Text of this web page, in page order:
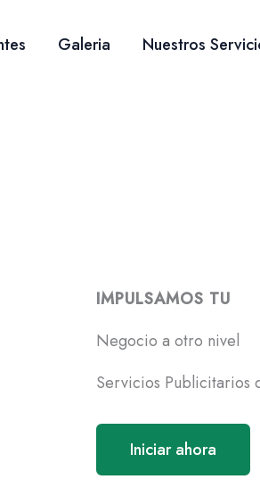
Galeria Nuestros
IMPULSAMOS TU
Negocio a otro nivel
Servicios Publicitarios
Iniciar ahora